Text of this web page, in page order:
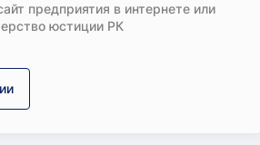
предприятия в интернете или
юстиции РК